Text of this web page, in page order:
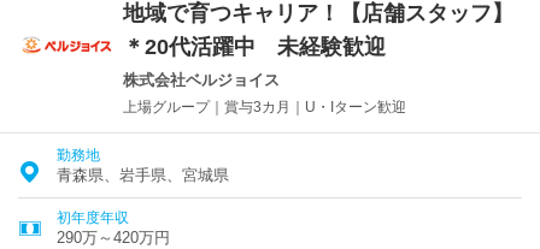
地域で育つキャリア！【店舗スタッフ】
＊20代活躍中 未経験歓迎
株式会社ベルジョイス
上場グループ｜賞与3カ月｜U・Iターン歓迎
勤務地
青森県、岩手県、宮城県
初年度年収
290万～420万円